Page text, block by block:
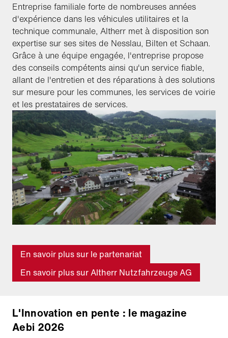
Entreprise familiale forte de nombreuses années
d'expérience dans les véhicules utilitaires et la
technique communale, Altherr met à disposition son
expertise sur ses sites de Nesslau, Bilten et Schaan.
Grâce à une équipe engagée, l'entreprise propose
des conseils compétents ainsi qu'un service fiable,
allant de l'entretien et des réparations à des solutions
sur mesure pour les communes, les services de voirie
et les prestataires de services.
En savoir plus sur le partenariat
En savoir plus sur Altherr Nutzfahrzeuge AG
L'Innovation en pente : le magazine
Aebi 2026